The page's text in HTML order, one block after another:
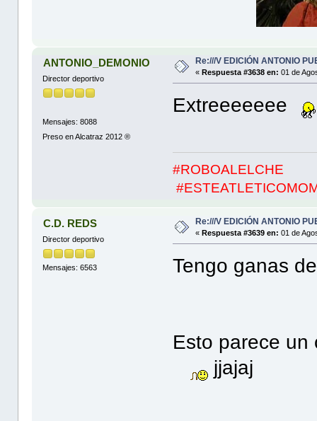
ANTONIO_DEMONIO
Director deportivo
Mensajes: 8088
Preso en Alcatraz 2012 ®
Re:///V EDICIÓN ANTONIO
«Respuesta #3638 en: 01 de
Extreeeeeee
#ROBOALELCHE
C.D. REDS
Director deportivo
Mensajes: 6563
Re:///V EDICIÓN ANTONIO
«Respuesta #3639 en: 01 de
Tengo ganas
Esto parece
jjajaj